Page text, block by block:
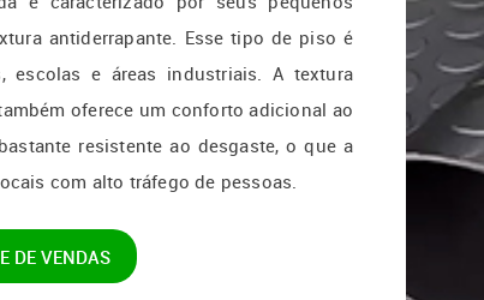
antiderrapante. Esse tipo de piso é
escolas e áreas industriais. A textura
oferece um conforto adicional ao
resistente ao desgaste, o que a
com alto tráfego de pessoas.
DE VENDAS